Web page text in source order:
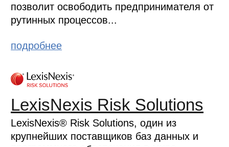
позволит освободить предпринимателя от
рутинных процессов...
подробнее
LexisNexis Risk Solutions
LexisNexis® Risk Solutions, один из
крупнейших поставщиков баз данных и